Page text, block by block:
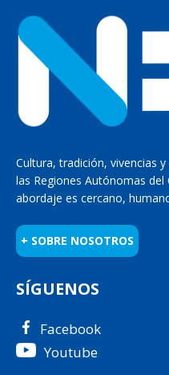
Cultura, tradición, vivencias
las Regiones Autónomas
abordaje es cercano,
+ SOBRE NOSOTROS
SÍGUENOS
Facebook
Youtube